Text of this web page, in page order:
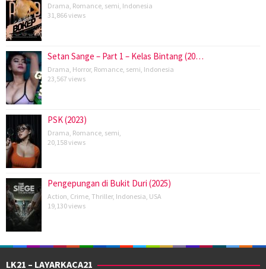
Drama Romance semi Indonesia
31,866 views
Setan Sange – Part 1 – Kelas Bintang (20…
Drama Horror, Romance semi Indonesia
23,567 views
PSK (2023)
Drama Romance semi
20,158 views
Pengepungan di Bukit Duri (2025)
Action Crime Thriller, Indonesia USA
19,130 views
LK21 – LAYARKACA21